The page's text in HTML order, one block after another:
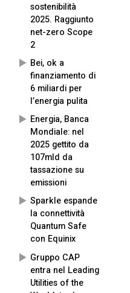
sostenibilità
2025. Raggiunto
net-zero Scope
2
Bei, ok a
finanziamento di
6 miliardi per
l’energia pulita
Energia, Banca
Mondiale: nel
2025 gettito da
107mld da
tassazione su
emissioni
Sparkle espande
la connettività
Quantum Safe
con Equinix
Gruppo CAP
entra nel Leading
Utilities of the